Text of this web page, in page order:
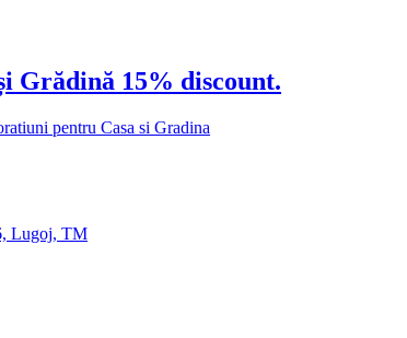
Grădină 15% discount.
pentru Casa si Gradina
Lugoj, TM